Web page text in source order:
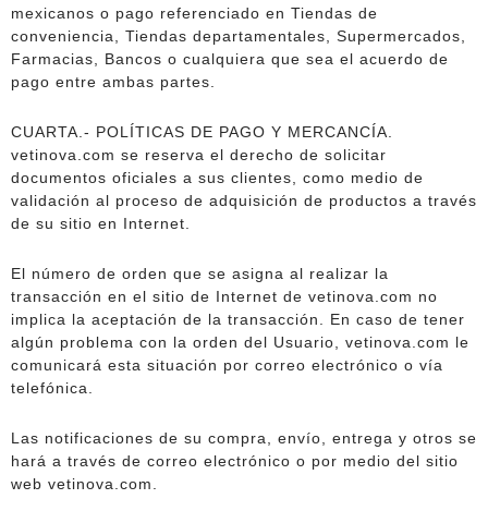
mexicanos o pago referenciado en Tiendas de
conveniencia, Tiendas departamentales, Supermercados,
Farmacias, Bancos o cualquiera que sea el acuerdo de
pago entre ambas partes.
CUARTA.- POLÍTICAS DE PAGO Y MERCANCÍA.
vetinova.com se reserva el derecho de solicitar
documentos oficiales a sus clientes, como medio de
validación al proceso de adquisición de productos a través
de su sitio en Internet.
El número de orden que se asigna al realizar la
transacción en el sitio de Internet de vetinova.com no
implica la aceptación de la transacción. En caso de tener
algún problema con la orden del Usuario, vetinova.com le
comunicará esta situación por correo electrónico o vía
telefónica.
Las notificaciones de su compra, envío, entrega y otros se
hará a través de correo electrónico o por medio del sitio
web vetinova.com.